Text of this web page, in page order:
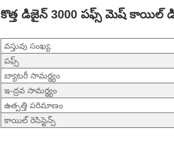
కొత్త డిజైన్ 3000 పఫ్స్ మెష్ కాయిల్
వస్తువు సంఖ్య.
పఫ్స్
బ్యాటరీ సామర్థ్యం
ఇ-ద్రవ సామర్థ్యం
ఉత్పత్తి పరిమాణం
కాయిల్ రెసిస్టెన్స్